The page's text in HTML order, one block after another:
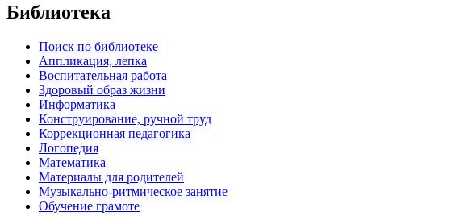
Библиотека
Поиск по библиотеке
Аппликация, лепка
Воспитательная работа
Здоровый образ жизни
Информатика
Конструирование, ручной труд
Коррекционная педагогика
Логопедия
Математика
Материалы для родителей
Музыкально-ритмическое занятие
Обучение грамоте